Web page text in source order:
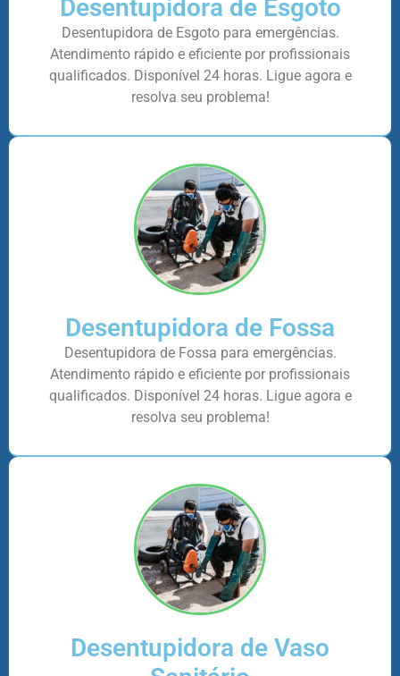
Desentupidora de Esgoto
Desentupidora de Esgoto para emergências.
Atendimento rápido e eficiente por profissionais
qualificados. Disponível 24 horas. Ligue agora e
resolva seu problema!
Desentupidora de Fossa
Desentupidora de Fossa para emergências.
Atendimento rápido e eficiente por profissionais
qualificados. Disponível 24 horas. Ligue agora e
resolva seu problema!
Desentupidora de Vaso